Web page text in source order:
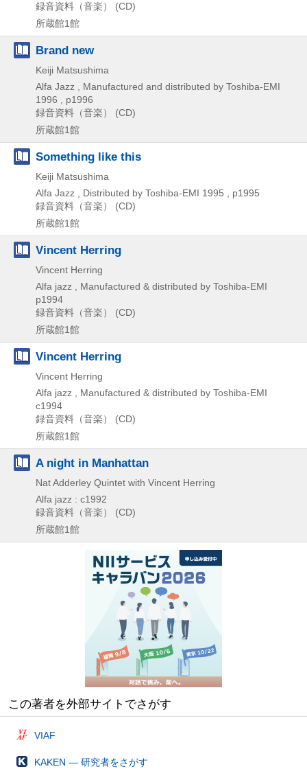
録音資料（音楽） (CD)
所蔵館1館
Brand new
Keiji Matsushima
Alfa Jazz , Manufactured and distributed by Toshiba-EMI
1996 , p1996
録音資料（音楽） (CD)
所蔵館1館
Something like this
Keiji Matsushima
Alfa Jazz , Distributed by Toshiba-EMI 1995 , p1995
録音資料（音楽） (CD)
所蔵館1館
Vincent Herring
Vincent Herring
Alfa jazz , Manufactured & distributed by Toshiba-EMI
p1994
録音資料（音楽） (CD)
所蔵館1館
Vincent Herring
Vincent Herring
Alfa jazz , Manufactured & distributed by Toshiba-EMI
c1994
録音資料（音楽） (CD)
所蔵館1館
A night in Manhattan
Nat Adderley Quintet with Vincent Herring
Alfa jazz : c1992
録音資料（音楽） (CD)
所蔵館1館
この著者を外部サイトでさがす
VIAF
KAKEN — 研究者をさがす